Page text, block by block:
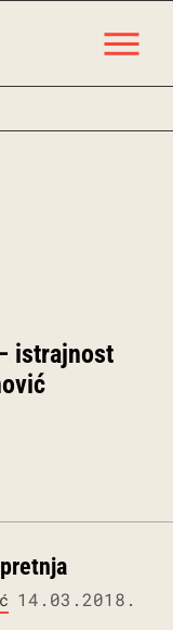
istrajnost
14.03.2018.